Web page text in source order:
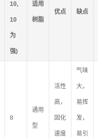
10,
10
为
强)
适用
树脂
优点 缺点
8
通用
型
活性
高，
固化
速度
气味
大，
易挥
发，
易引